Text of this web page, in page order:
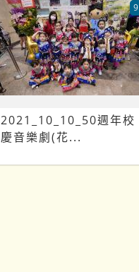
2021_10_10_50週年校
慶音樂劇(花...
9